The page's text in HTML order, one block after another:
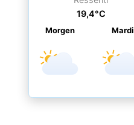
19,4°C
Morgen Mardi